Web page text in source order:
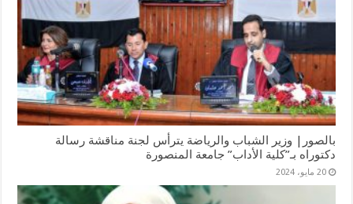
بالصور| وزير الشباب والرياضة يترأس لجنة مناقشة رسالة
دكتوراه بـ”كلية الأداب” جامعة المنصورة
20 مايو، 2024